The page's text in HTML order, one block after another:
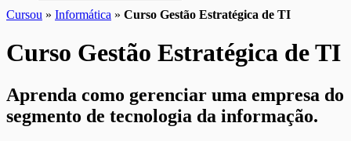
Cursou » Informática » Curso Gestão Estratégica de TI
Curso Gestão Estratégica de TI
Aprenda como gerenciar uma empresa do
segmento de tecnologia da informação.